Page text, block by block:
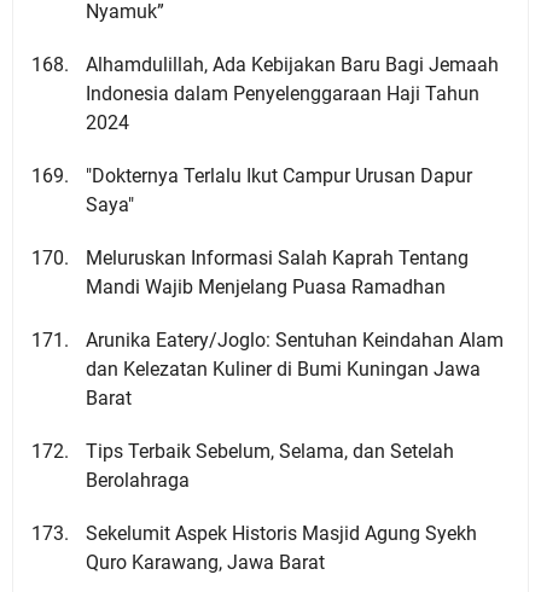
Nyamuk”
Alhamdulillah, Ada Kebijakan Baru Bagi Jemaah
Indonesia dalam Penyelenggaraan Haji Tahun
2024
"Dokternya Terlalu Ikut Campur Urusan Dapur
Saya"
Meluruskan Informasi Salah Kaprah Tentang
Mandi Wajib Menjelang Puasa Ramadhan
Arunika Eatery/Joglo: Sentuhan Keindahan Alam
dan Kelezatan Kuliner di Bumi Kuningan Jawa
Barat
Tips Terbaik Sebelum, Selama, dan Setelah
Berolahraga
Sekelumit Aspek Historis Masjid Agung Syekh
Quro Karawang, Jawa Barat